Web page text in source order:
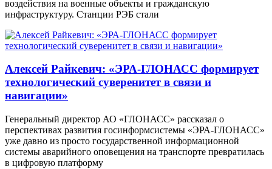
воздействия на военные объекты и гражданскую
инфраструктуру. Станции РЭБ стали
Алексей Райкевич: «ЭРА-ГЛОНАСС формирует
технологический суверенитет в связи и
навигации»
Генеральный директор АО «ГЛОНАСС» рассказал о
перспективах развития госинформсистемы «ЭРА-ГЛОНАСС»
уже давно из просто государственной информационной
системы аварийного оповещения на транспорте превратилась
в цифровую платформу